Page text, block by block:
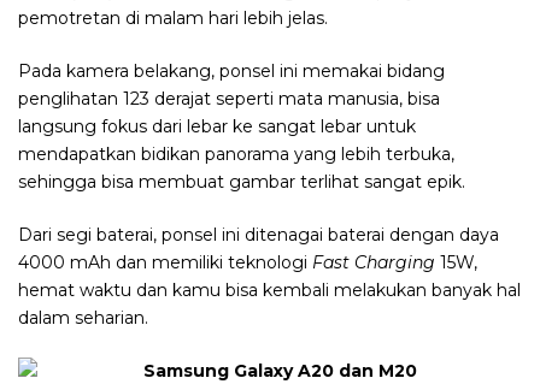
pemotretan di malam hari lebih jelas.
Pada kamera belakang, ponsel ini memakai bidang
penglihatan 123 derajat seperti mata manusia, bisa
langsung fokus dari lebar ke sangat lebar untuk
mendapatkan bidikan panorama yang lebih terbuka,
sehingga bisa membuat gambar terlihat sangat epik.
Dari segi baterai, ponsel ini ditenagai baterai dengan daya
4000 mAh dan memiliki teknologi Fast Charging 15W,
hemat waktu dan kamu bisa kembali melakukan banyak hal
dalam seharian.